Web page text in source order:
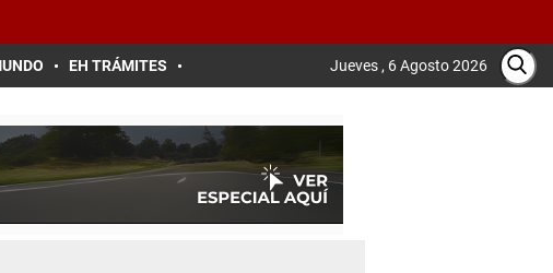
EH TRÁMITES Jueves , 6 Agosto 2026